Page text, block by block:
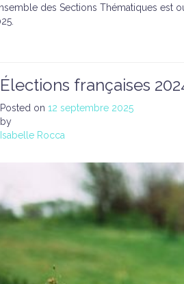
des Sections Thématiques est
Élections françaises
Posted on 12 septembre 2025
by
Isabelle Rocca